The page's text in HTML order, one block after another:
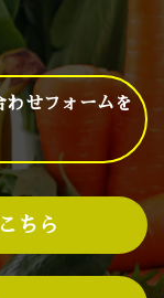
わせフォームを
ちら